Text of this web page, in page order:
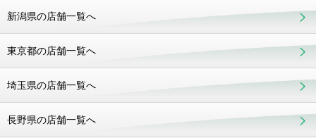
新潟県の店舗一覧へ
東京都の店舗一覧へ
埼玉県の店舗一覧へ
長野県の店舗一覧へ